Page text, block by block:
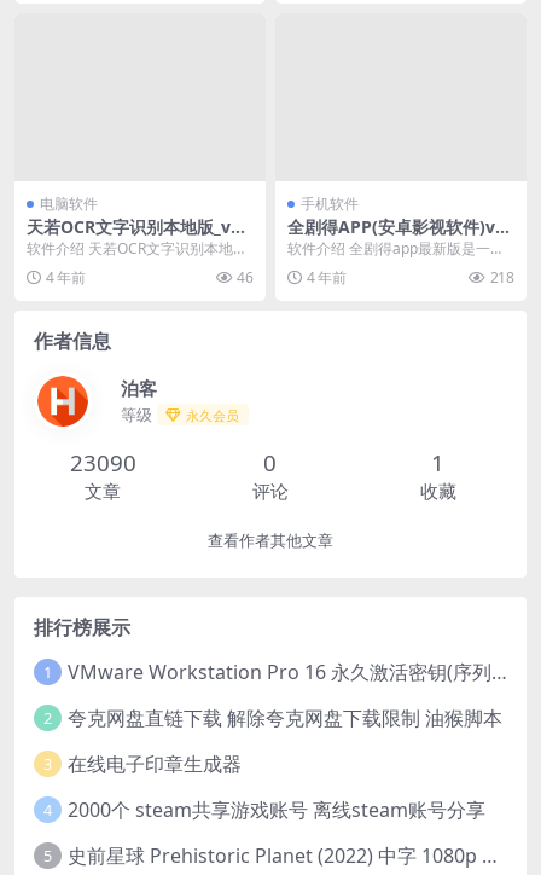
电脑软件
天若OCR文字识别本地版_v1.
3.8.1 最新免费版
软件介绍 天若OCR文字识别本地版
是一款在天若OCR文字识别工具v5.
0免费开源...
4 年前 46
手机软件
全剧得APP(安卓影视软件)v2.
1.1 去广告VIP版
软件介绍 全剧得app最新版是一款
安卓影视软件,全网热门影视资源同
步更新,排行榜...
4 年前 218
作者信息
泊客
等级 永久会员
23090
文章
0
评论
1
收藏
查看作者其他文章
排行榜展示
1 VMware Workstation Pro 16 永久激活密钥(序列号)
2 夸克网盘直链下载 解除夸克网盘下载限制 油猴脚本
3 在线电子印章生成器
4 2000个 steam共享游戏账号 离线steam账号分享
5 史前星球 Prehistoric Planet (2022) 中字 1080p 高清 阿里云盘 2022.5.27已更新全集